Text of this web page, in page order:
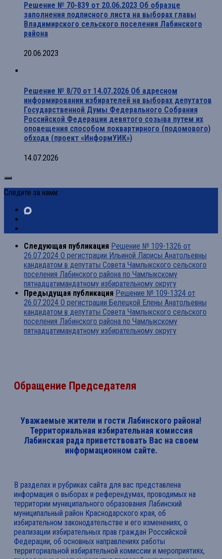
Решение № 70-839 от 20.06.2023 Об образце
заполнения подписного листа на выборах главы
Владимирского сельского поселения Лабинского
района
20.06.2023
Решение № 8/70 от 14.07.2026 Об адресном
информировании избирателей на выборах депутатов
Государственной Думы Федерального Собрания
Российской Федерации девятого созыва путем их
оповещения способом поквартирного (подомового)
обхода (проект «ИнформУИК»)
14.07.2026
Следите за нами:
Следующая публикация Решение № 109-1326 от
26.07.2024 О регистрации Ильиной Ларисы Анатольевны
кандидатом в депутаты Совета Чамлыкского сельского
поселения Лабинского района по Чамлыкскому
пятнадцатимандатному избирательному округу
Предыдущая публикация Решение № 109-1324 от
26.07.2024 О регистрации Белецкой Елены Анатольевны
кандидатом в депутаты Совета Чамлыкского сельского
поселения Лабинского района по Чамлыкскому
пятнадцатимандатному избирательному округу
Обращение Председателя
Уважаемые жители и гости Лабинского района!
Территориальная избирательная комиссия
Лабинская рада приветствовать Вас на своем
информационном сайте.
В разделах и рубриках сайта для вас представлена
информация о выборах и референдумах, проводимых на
территории муниципального образования Лабинский
муниципальный район Краснодарского края, об
избирательном законодательстве и его изменениях, о
реализации избирательных прав граждан Российской
Федерации, об основных направлениях работы
территориальной избирательной комиссии и мероприятиях,